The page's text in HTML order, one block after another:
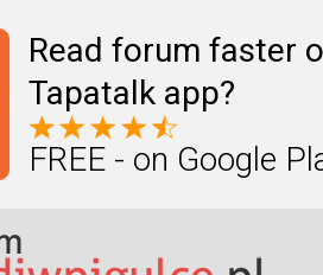
Read forum faster
Tapatalk app?
FREE - on Google